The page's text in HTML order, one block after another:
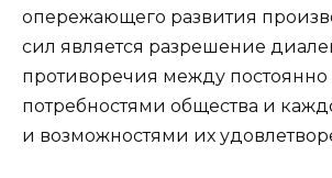
опережающего развития
сил является разрешение
противоречия между
потребностями общества и
и возможностями их